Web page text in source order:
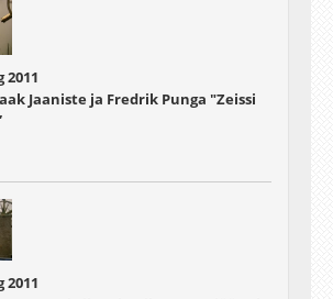
Jaaniste ja Fredrik Punga "Zeissi